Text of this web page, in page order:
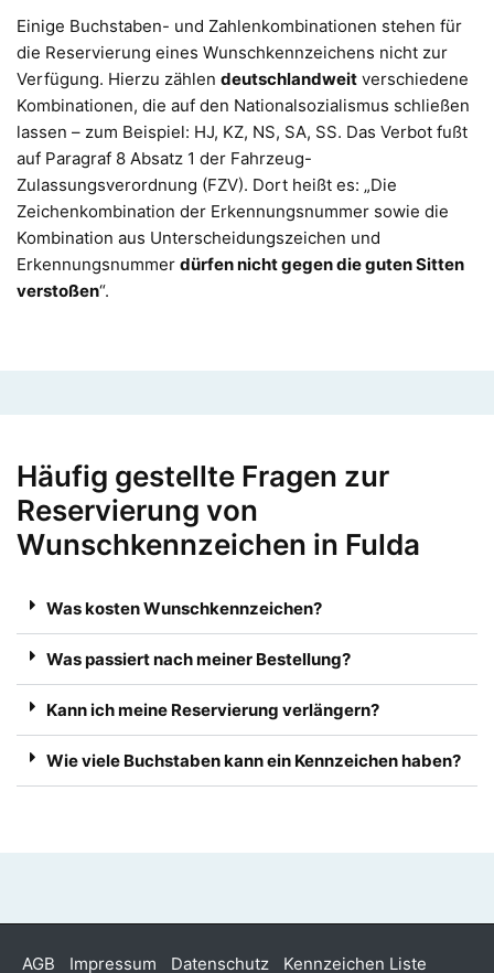
Einige Buchstaben- und Zahlenkombinationen stehen für
die Reservierung eines Wunschkennzeichens nicht zur
Verfügung. Hierzu zählen deutschlandweit verschiedene
Kombinationen, die auf den Nationalsozialismus schließen
lassen – zum Beispiel: HJ, KZ, NS, SA, SS. Das Verbot fußt
auf Paragraf 8 Absatz 1 der Fahrzeug-
Zulassungsverordnung (FZV). Dort heißt es: „Die
Zeichenkombination der Erkennungsnummer sowie die
Kombination aus Unterscheidungszeichen und
Erkennungsnummer dürfen nicht gegen die guten Sitten
verstoßen“.
Häufig gestellte Fragen zur
Reservierung von
Wunschkennzeichen in Fulda
Was kosten Wunschkennzeichen?
Was passiert nach meiner Bestellung?
Kann ich meine Reservierung verlängern?
Wie viele Buchstaben kann ein Kennzeichen haben?
AGB Impressum Datenschutz Kennzeichen Liste